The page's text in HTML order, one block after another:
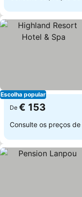
Escolha popular
De € 153
Consulte os preços de